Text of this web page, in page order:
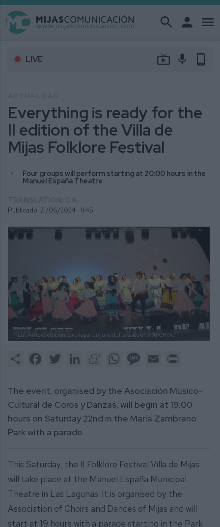
search person menu
LIVE live_tv mic phone_android
Everything is ready for the
II edition of the Villa de
Mijas Folklore Festival
Four groups will perform starting at 20:00 hours in the
Manuel España Theatre
Publicado: 21/06/2024 · 11:45
La primera edición tuvo lugar en julio del pasado año.ARCHIVO.
Share FacebookTwitter LinkedInMeneameWhatsAppMessage
Email
The event, organised by the Asociación Músico-
Cultural de Coros y Danzas, will begin at 19:00
hours on Saturday 22nd in the María Zambrano
Park with a parade
This Saturday, the II Folklore Festival Villa de Mijas
will take place at the Manuel España Municipal
Theatre in Las Lagunas. It is organised by the
Association of Choirs and Dances of Mijas and will
start at 19 hours with a parade starting in the Park